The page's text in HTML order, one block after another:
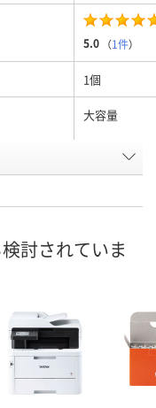
5.0 （1件）
1個
大容量
マゼンタ
カゴへ カ
討されていま